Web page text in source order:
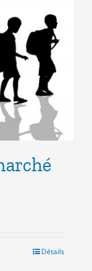
Détails